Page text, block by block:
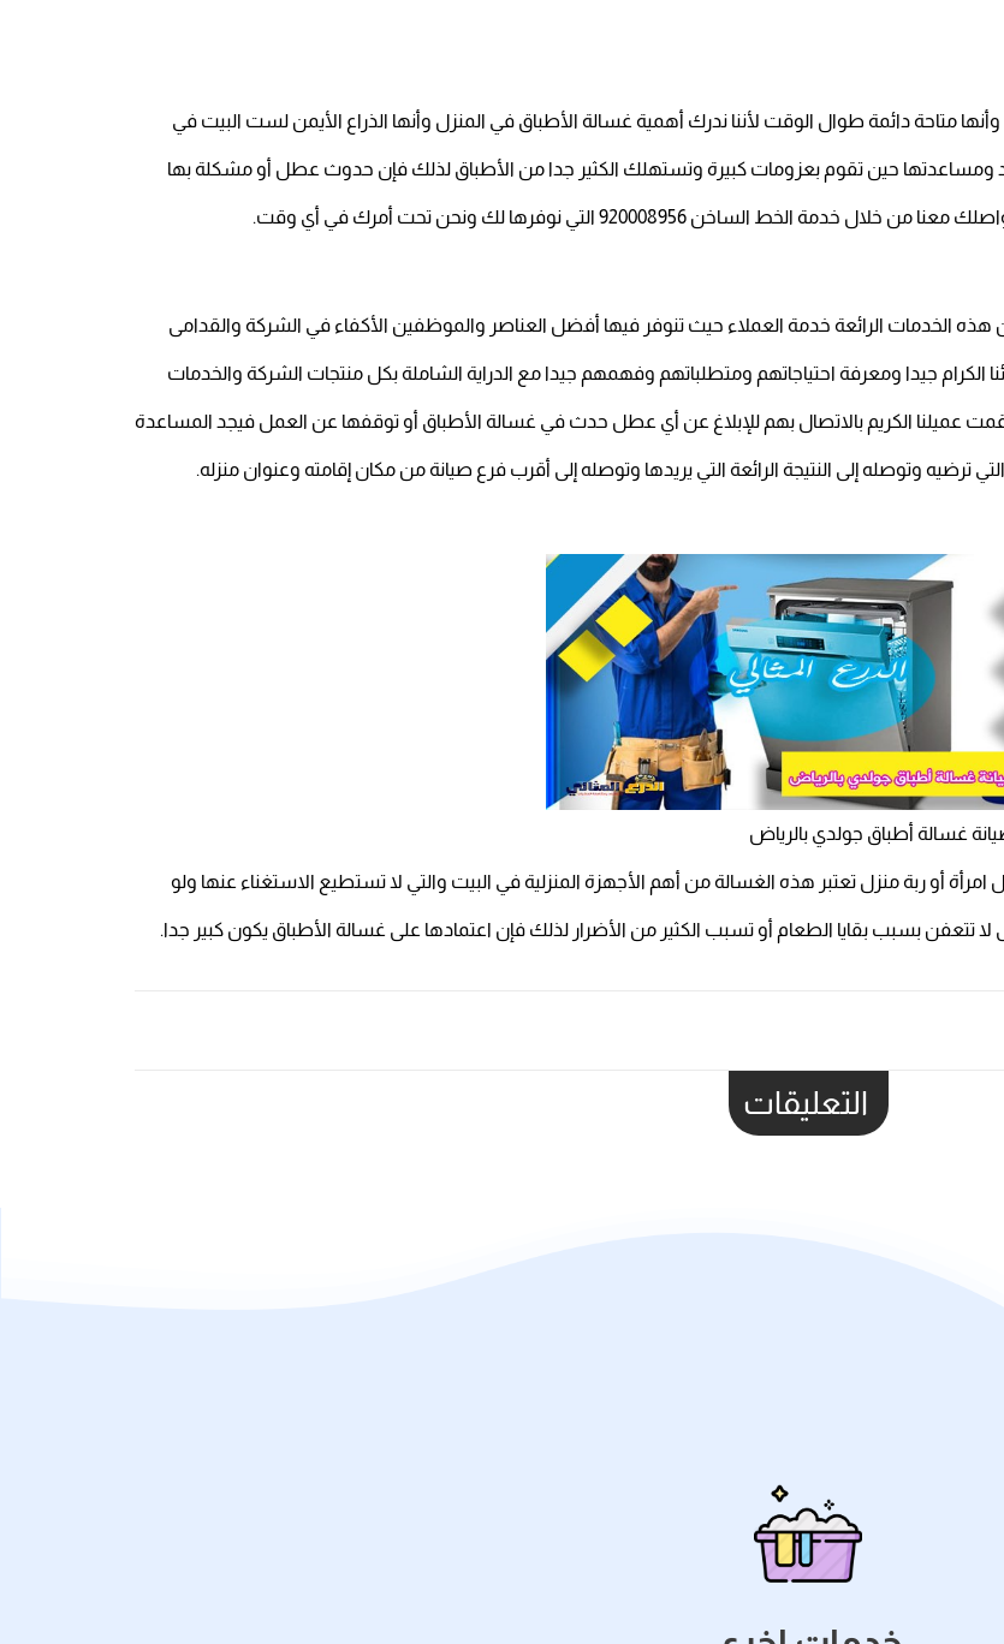
متاحة دائمة طوال الوقت لأننا ندرك أهمية غسالة الأطباق في المنزل وأنها الذراع الأيمن لست البيت في
ومساعدتها حين تقوم بعزومات كبيرة وتستهلك الكثير جدا من الأطباق لذلك فإن حدوث عطل أو مشكلة بها
920008956 التي نوفرها لك ونحن تحت أمرك في أي وقت.
هذه الخدمات الرائعة خدمة العملاء حيث تنوفر فيها أفضل العناصر والموظفين الأكفاء في الشركة والقدامى
الكرام جيدا ومعرفة احتياجاتهم ومتطلباتهم وفهمهم جيدا مع الدراية الشاملة بكل منتجات الشركة والخدمات
عميلنا الكريم بالاتصال بهم للإبلاغ عن أي عطل حدث في غسالة الأطباق أو توقفها عن العمل فيجد المساعدة
ترضيه وتوصله إلى النتيجة الرائعة التي يريدها وتوصله إلى أقرب فرع صيانة من مكان إقامته وعنوان منزله.
غسالة أطباق جولدي بالرياض
أو ربة منزل تعتبر هذه الغسالة من أهم الأجهزة المنزلية في البيت والتي لا تستطيع الاستغناء عنها ولو
تتعفن بسبب بقايا الطعام أو تسبب الكثير من الأضرار لذلك فإن اعتمادها على غسالة الأطباق يكون كبير جدا.
التعليقات